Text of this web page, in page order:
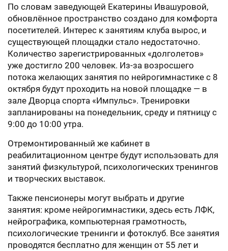
По словам заведующей Екатерины Ивашуровой,
обновлённое пространство создано для комфорта
посетителей. Интерес к занятиям клуба вырос, и
существующей площадки стало недостаточно.
Количество зарегистрированных «долголетов»
уже достигло 200 человек. Из-за возросшего
потока желающих занятия по нейрогимнастике с 8
октября будут проходить на новой площадке — в
зале Дворца спорта «Импульс». Тренировки
запланированы на понедельник, среду и пятницу с
9:00 до 10:00 утра.
Отремонтированный же кабинет в
реабилитационном центре будут использовать для
занятий физкультурой, психологических тренингов
и творческих выставок.
Также пенсионеры могут выбрать и другие
занятия: кроме нейрогимнастики, здесь есть ЛФК,
нейрографика, компьютерная грамотность,
психологические тренинги и фотоклуб. Все занятия
проводятся бесплатно для женщин от 55 лет и